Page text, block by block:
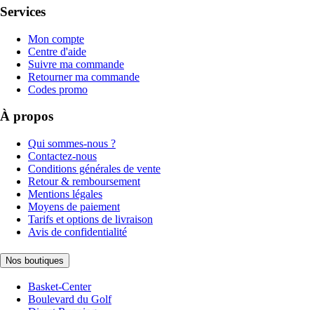
Services
Mon compte
Centre d'aide
Suivre ma commande
Retourner ma commande
Codes promo
À propos
Qui sommes-nous ?
Contactez-nous
Conditions générales de vente
Retour & remboursement
Mentions légales
Moyens de paiement
Tarifs et options de livraison
Avis de confidentialité
Nos boutiques
Basket-Center
Boulevard du Golf